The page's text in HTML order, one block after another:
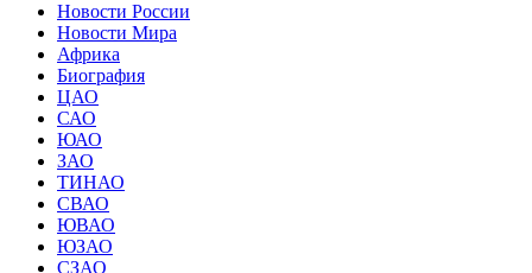
Новости России
Новости Мира
Африка
Биография
ЦАО
САО
ЮАО
ЗАО
ТИНАО
СВАО
ЮВАО
ЮЗАО
СЗАО